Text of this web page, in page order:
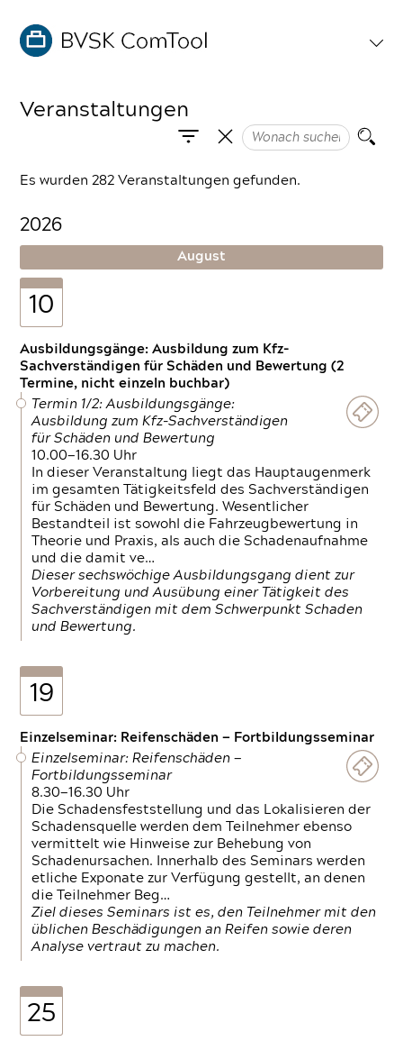
Veranstaltungen
Es wurden 282 Veranstaltungen gefunden.
2026
August
10
Ausbildungsgänge: Ausbildung zum Kfz-
Sachverständigen für Schäden und Bewertung (2
Termine, nicht einzeln buchbar)
Termin 1/2: Ausbildungsgänge:
Ausbildung zum Kfz-Sachverständigen
für Schäden und Bewertung
10.00—16.30 Uhr
In dieser Veranstaltung liegt das Hauptaugenmerk
im gesamten Tätigkeitsfeld des Sachverständigen
für Schäden und Bewertung. Wesentlicher
Bestandteil ist sowohl die Fahrzeugbewertung in
Theorie und Praxis, als auch die Schadenaufnahme
und die damit ve…
Dieser sechswöchige Ausbildungsgang dient zur
Vorbereitung und Ausübung einer Tätigkeit des
Sachverständigen mit dem Schwerpunkt Schaden
und Bewertung.
19
Einzelseminar: Reifenschäden — Fortbildungsseminar
Einzelseminar: Reifenschäden —
Fortbildungsseminar
8.30—16.30 Uhr
Die Schadensfeststellung und das Lokalisieren der
Schadensquelle werden dem Teilnehmer ebenso
vermittelt wie Hinweise zur Behebung von
Schadenursachen. Innerhalb des Seminars werden
etliche Exponate zur Verfügung gestellt, an denen
die Teilnehmer Beg…
Ziel dieses Seminars ist es, den Teilnehmer mit den
üblichen Beschädigungen an Reifen sowie deren
Analyse vertraut zu machen.
25